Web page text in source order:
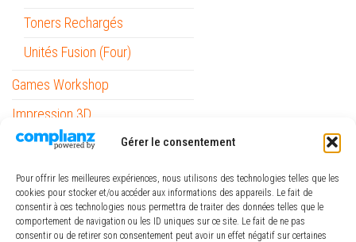
Gérer le consentement
Pour offrir les meilleures expériences, nous utilisons des technologies telles que les
cookies pour stocker et/ou accéder aux informations des appareils. Le fait de
consentir à ces technologies nous permettra de traiter des données telles que le
comportement de navigation ou les ID uniques sur ce site. Le fait de ne pas
consentir ou de retirer son consentement peut avoir un effet négatif sur certaines
Toners Rechargés
Unités Fusion (Four)
Games Workshop
Impression 3D
Informatique
Mobilité
Outils
Papeterie / Bureau